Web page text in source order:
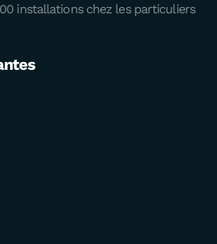
installations chez les particuliers